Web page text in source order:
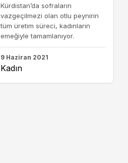
Kürdistan’da sofraların
vazgeçilmezi olan otlu peynirin
tüm üretim süreci, kadınların
emeğiyle tamamlanıyor.
9 Haziran 2021
Kadın